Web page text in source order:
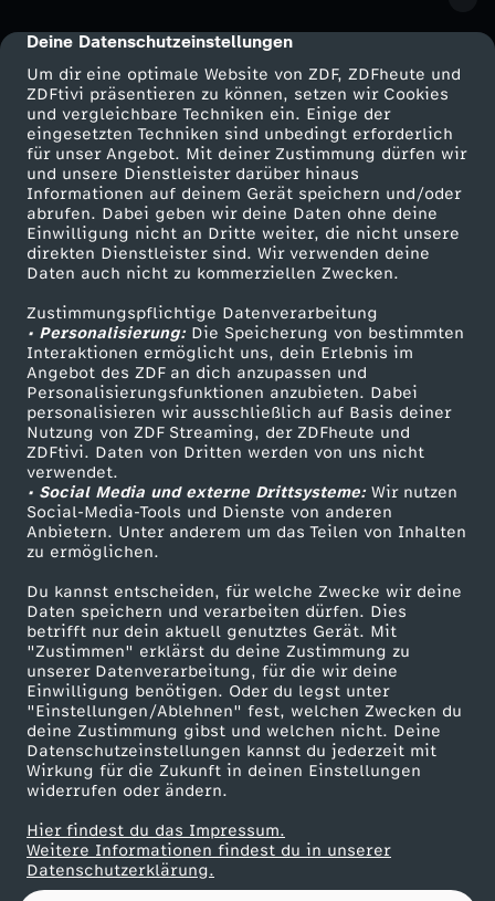
cmp-dialog-description
Deine Datenschutzeinstellungen
Um dir eine optimale Website von ZDF, ZDFheute und
ZDFtivi präsentieren zu können, setzen wir Cookies
und vergleichbare Techniken ein. Einige der
eingesetzten Techniken sind unbedingt erforderlich
für unser Angebot. Mit deiner Zustimmung dürfen wir
und unsere Dienstleister darüber hinaus
Informationen auf deinem Gerät speichern und/oder
abrufen. Dabei geben wir deine Daten ohne deine
Einwilligung nicht an Dritte weiter, die nicht unsere
direkten Dienstleister sind. Wir verwenden deine
Daten auch nicht zu kommerziellen Zwecken.
Zustimmungspflichtige Datenverarbeitung
• Personalisierung:Die Speicherung von bestimmten
Interaktionen ermöglicht uns, dein Erlebnis im
Angebot des ZDF an dich anzupassen und
Personalisierungsfunktionen anzubieten. Dabei
personalisieren wir ausschließlich auf Basis deiner
Nutzung von ZDF Streaming, der ZDFheute und
ZDFtivi. Daten von Dritten werden von uns nicht
verwendet.
• Social Media und externe Drittsysteme:Wir nutzen
Social-Media-Tools und Dienste von anderen
Anbietern. Unter anderem um das Teilen von Inhalten
zu ermöglichen.
Du kannst entscheiden, für welche Zwecke wir deine
Daten speichern und verarbeiten dürfen. Dies
betrifft nur dein aktuell genutztes Gerät. Mit
"Zustimmen" erklärst du deine Zustimmung zu
unserer Datenverarbeitung, für die wir deine
Einwilligung benötigen. Oder du legst unter
"Einstellungen/Ablehnen" fest, welchen Zwecken du
deine Zustimmung gibst und welchen nicht. Deine
Datenschutzeinstellungen kannst du jederzeit mit
Wirkung für die Zukunft in deinen Einstellungen
widerrufen oder ändern.
Hier findest du das Impressum.
Weitere Informationen findest du in unserer
Datenschutzerklärung.
Mehr ZDF
ZDF-Apps
Smart TV
ZDFtext
Livestreams
Sendungen A-Z
TV-Programm
Service
ZDFmitreden
Kontakt zum ZDF
Tickets
Zuschauerservice
Hilfe
ZDF Unternehmen
Karriere
ZDF goes Schule
Werbefernsehen
Mainzelmännchen
Partner